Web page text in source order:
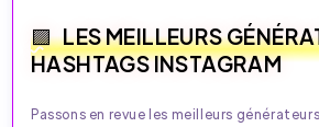
LES MEILLEURS
HASHTAGS INSTAGRAM
Passons en revue les meilleurs